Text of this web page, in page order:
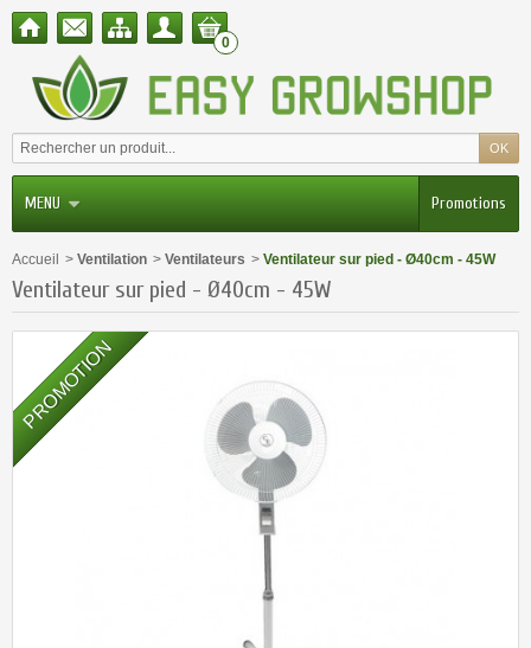
0
MENU Promotions
Accueil > Ventilation > Ventilateurs > Ventilateur sur pied - Ø40cm - 45W
Ventilateur sur pied - Ø40cm - 45W
PROMOTION